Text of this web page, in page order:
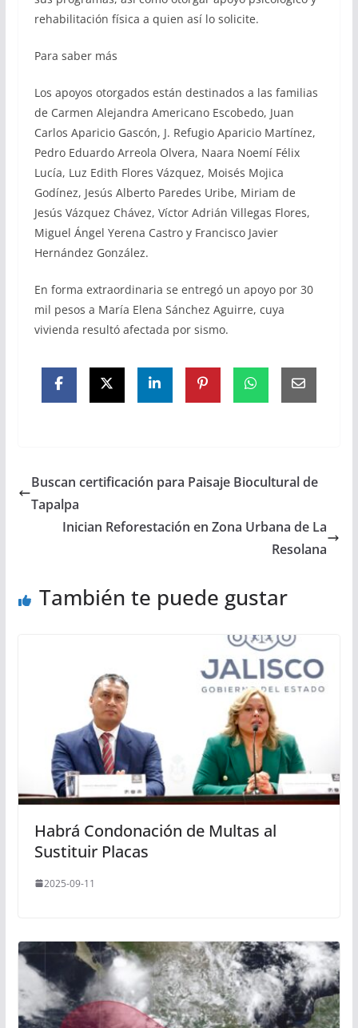
rehabilitación física a quien así lo solicite.
Para saber más
Los apoyos otorgados están destinados a las familias
de Carmen Alejandra Americano Escobedo, Juan
Carlos Aparicio Gascón, J. Refugio Aparicio Martínez,
Pedro Eduardo Arreola Olvera, Naara Noemí Félix
Lucía, Luz Edith Flores Vázquez, Moisés Mojica
Godínez, Jesús Alberto Paredes Uribe, Miriam de
Jesús Vázquez Chávez, Víctor Adrián Villegas Flores,
Miguel Ángel Yerena Castro y Francisco Javier
Hernández González.
En forma extraordinaria se entregó un apoyo por 30
mil pesos a María Elena Sánchez Aguirre, cuya
vivienda resultó afectada por sismo.
Buscan certificación para Paisaje Biocultural de
Tapalpa
Inician Reforestación en Zona Urbana de La
Resolana
También te puede gustar
Habrá Condonación de Multas al
Sustituir Placas
2025-09-11